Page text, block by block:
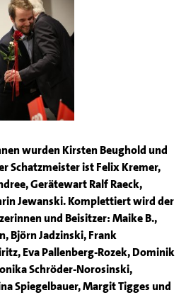
wurden Kirsten Beughold und
Schatzmeister ist Felix Kremer,
Gerätewart Ralf Raeck,
Jewanski. Komplettiert wird der
und Beisitzer: Maike B.,
Björn Jadzinski, Frank
Eva Pallenberg-Rozek, Dominik
Schröder-Norosinski,
Spiegelbauer, Margit Tigges und